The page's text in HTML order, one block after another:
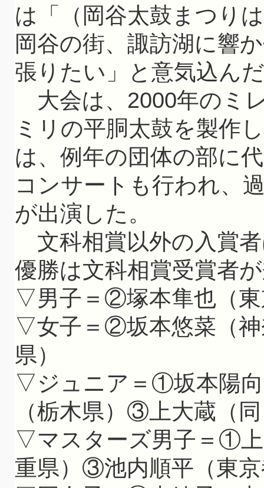
は「（岡谷太鼓まつり
岡谷の街、諏訪湖に響
張りたい」と意気込ん
大会は、2000年のミ
ミリの平胴太鼓を製作
は、例年の団体の部に
コンサートも行われ、
が出演した。
文科相賞以外の入賞
優勝は文科相賞受賞者
▽男子＝②塚本隼也（
▽女子＝②坂本悠菜（
県）
▽ジュニア＝①坂本陽
（栃木県）③上大蔵（
▽マスターズ男子＝①
重県）③池内順平（東